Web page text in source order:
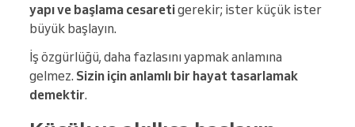
yapı ve başlama cesaretigerekir; ister küçük ister
büyük başlayın.
İş özgürlüğü, daha fazlasını yapmak anlamına
gelmez. Sizin için anlamlı bir hayat tasarlamak
demektir.